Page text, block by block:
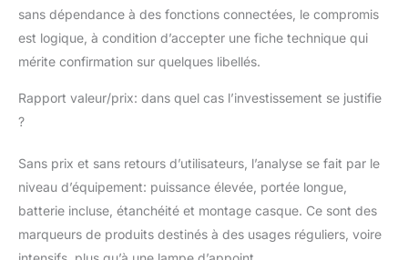
sans dépendance à des fonctions connectées, le compromis
est logique, à condition d’accepter une fiche technique qui
mérite confirmation sur quelques libellés.
Rapport valeur/prix: dans quel cas l’investissement se justifie
?
Sans prix et sans retours d’utilisateurs, l’analyse se fait par le
niveau d’équipement: puissance élevée, portée longue,
batterie incluse, étanchéité et montage casque. Ce sont des
marqueurs de produits destinés à des usages réguliers, voire